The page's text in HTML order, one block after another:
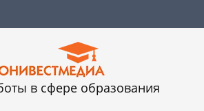
в сфере образования